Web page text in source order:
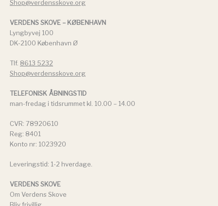
Shop@verdensskove.org
VERDENS SKOVE – KØBENHAVN
Lyngbyvej 100
DK-2100 København Ø
Tlf. 8613 5232
Shop@verdensskove.org
TELEFONISK ÅBNINGSTID
man-fredag i tidsrummet kl. 10.00 – 14.00
CVR: 78920610
Reg: 8401
Konto nr: 1023920
Leveringstid: 1-2 hverdage.
VERDENS SKOVE
Om Verdens Skove